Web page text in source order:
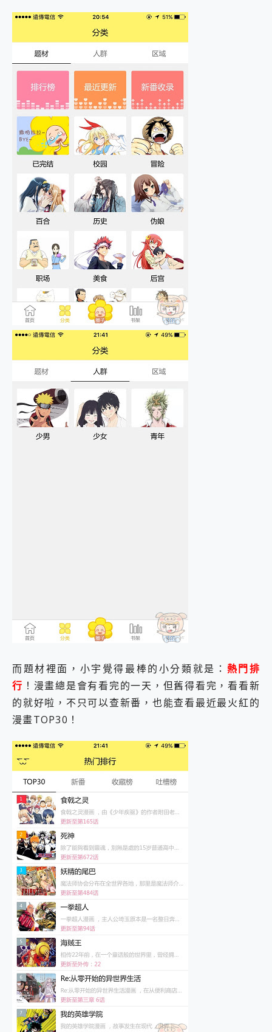
而題材裡面，小宇覺得最棒的小分類就是： 熱門排
行 ！漫畫總是會有看完的一天，但舊得看完，看看新
的就好啦，不只可以查新番，也能查看最近最火紅的
漫畫TOP30！